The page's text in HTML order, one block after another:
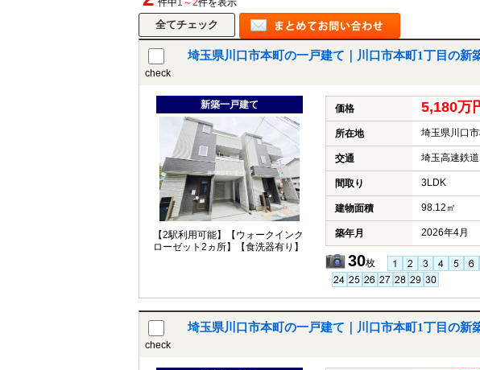
件中1～2件を表示
check
埼玉県川口市本町の一戸建て｜川口市本町1丁目の新
新築一戸建て
【2駅利用可能】【ウォークインク
ローゼット2ヵ所】【食洗器有り】
価格 5,180万
所在地 埼玉県川口
交通 埼玉高速鉄
間取り 3LDK
建物面積 98.12㎡
築年月 2026年4月
30枚
check
埼玉県川口市本町の一戸建て｜川口市本町1丁目の新